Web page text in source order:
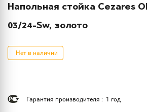
Напольная стойка Cezares
03/24-Sw, золото
Нет в наличии
Гарантия производителя : 1 год